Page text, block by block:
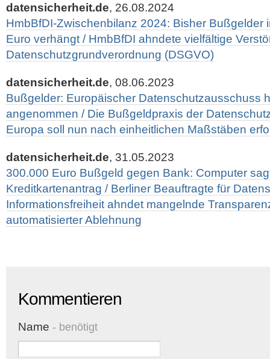
datensicherheit.de, 26.08.2024
HmbBfDI-Zwischenbilanz 2024: Bisher Bußgelder
Euro verhängt / HmbBfDI ahndete vielfältige
Datenschutzgrundverordnung (DSGVO)
datensicherheit.de, 08.06.2023
Bußgelder: Europäischer Datenschutzausschuss
angenommen / Die Bußgeldpraxis der
Europa soll nun nach einheitlichen Maßstäben
datensicherheit.de, 31.05.2023
300.000 Euro Bußgeld gegen Bank: Computer
Kreditkartenantrag / Berliner Beauftragte für
Informationsfreiheit ahndet mangelnde
automatisierter Ablehnung
Kommentieren
Name - benötigt